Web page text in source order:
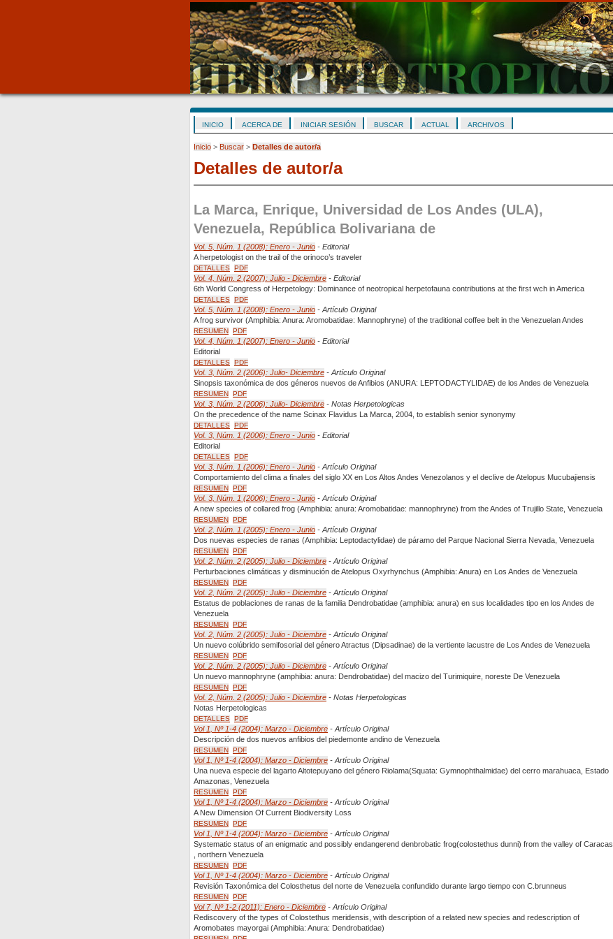
INICIO ACERCA DE INICIAR SESIÓN BUSCAR ACTUAL ARCHIVOS
Inicio > Buscar > Detalles de autor/a
Detalles de autor/a
La Marca, Enrique, Universidad de Los Andes (ULA),
Venezuela, República Bolivariana de
Vol. 5, Núm. 1 (2008): Enero - Junio - Editorial
A herpetologist on the trail of the orinoco’s traveler
DETALLES PDF
Vol. 4, Núm. 2 (2007): Julio - Diciembre - Editorial
6th World Congress of Herpetology: Dominance of neotropical herpetofauna contributions at the first wch in America
DETALLES PDF
Vol. 5, Núm. 1 (2008): Enero - Junio - Artículo Original
A frog survivor (Amphibia: Anura: Aromobatidae: Mannophryne) of the traditional coffee belt in the Venezuelan Andes
RESUMEN PDF
Vol. 4, Núm. 1 (2007): Enero - Junio - Editorial
Editorial
DETALLES PDF
Vol. 3, Núm. 2 (2006): Julio- Diciembre - Artículo Original
Sinopsis taxonómica de dos géneros nuevos de Anfibios (ANURA: LEPTODACTYLIDAE) de los Andes de Venezuela
RESUMEN PDF
Vol. 3, Núm. 2 (2006): Julio- Diciembre - Notas Herpetologicas
On the precedence of the name Scinax Flavidus La Marca, 2004, to establish senior synonymy
DETALLES PDF
Vol. 3, Núm. 1 (2006): Enero - Junio - Editorial
Editorial
DETALLES PDF
Vol. 3, Núm. 1 (2006): Enero - Junio - Artículo Original
Comportamiento del clima a finales del siglo XX en Los Altos Andes Venezolanos y el declive de Atelopus Mucubajiensis
RESUMEN PDF
Vol. 3, Núm. 1 (2006): Enero - Junio - Artículo Original
A new species of collared frog (Amphibia: anura: Aromobatidae: mannophryne) from the Andes of Trujillo State, Venezuela
RESUMEN PDF
Vol. 2, Núm. 1 (2005): Enero - Junio - Artículo Original
Dos nuevas especies de ranas (Amphibia: Leptodactylidae) de páramo del Parque Nacional Sierra Nevada, Venezuela
RESUMEN PDF
Vol. 2, Núm. 2 (2005): Julio - Diciembre - Artículo Original
Perturbaciones climáticas y disminución de Atelopus Oxyrhynchus (Amphibia: Anura) en Los Andes de Venezuela
RESUMEN PDF
Vol. 2, Núm. 2 (2005): Julio - Diciembre - Artículo Original
Estatus de poblaciones de ranas de la familia Dendrobatidae (amphibia: anura) en sus localidades tipo en los Andes de
Venezuela
RESUMEN PDF
Vol. 2, Núm. 2 (2005): Julio - Diciembre - Artículo Original
Un nuevo colúbrido semifosorial del género Atractus (Dipsadinae) de la vertiente lacustre de Los Andes de Venezuela
RESUMEN PDF
Vol. 2, Núm. 2 (2005): Julio - Diciembre - Artículo Original
Un nuevo mannophryne (amphibia: anura: Dendrobatidae) del macizo del Turimiquire, noreste De Venezuela
RESUMEN PDF
Vol. 2, Núm. 2 (2005): Julio - Diciembre - Notas Herpetologicas
Notas Herpetologicas
DETALLES PDF
Vol 1, Nº 1-4 (2004): Marzo - Diciembre - Artículo Original
Descripción de dos nuevos anfibios del piedemonte andino de Venezuela
RESUMEN PDF
Vol 1, Nº 1-4 (2004): Marzo - Diciembre - Artículo Original
Una nueva especie del lagarto Altotepuyano del género Riolama(Squata: Gymnophthalmidae) del cerro marahuaca, Estado
Amazonas, Venezuela
RESUMEN PDF
Vol 1, Nº 1-4 (2004): Marzo - Diciembre - Artículo Original
A New Dimension Of Current Biodiversity Loss
RESUMEN PDF
Vol 1, Nº 1-4 (2004): Marzo - Diciembre - Artículo Original
Systematic status of an enigmatic and possibly endangerend denbrobatic frog(colostethus dunni) from the valley of Caracas
, northern Venezuela
RESUMEN PDF
Vol 1, Nº 1-4 (2004): Marzo - Diciembre - Artículo Original
Revisión Taxonómica del Colosthetus del norte de Venezuela confundido durante largo tiempo con C.brunneus
RESUMEN PDF
Vol 7, Nº 1-2 (2011): Enero - Diciembre - Artículo Original
Rediscovery of the types of Colostethus meridensis, with description of a related new species and redescription of
Aromobates mayorgai (Amphibia: Anura: Dendrobatidae)